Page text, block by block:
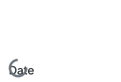
En cours de chargement...
Date